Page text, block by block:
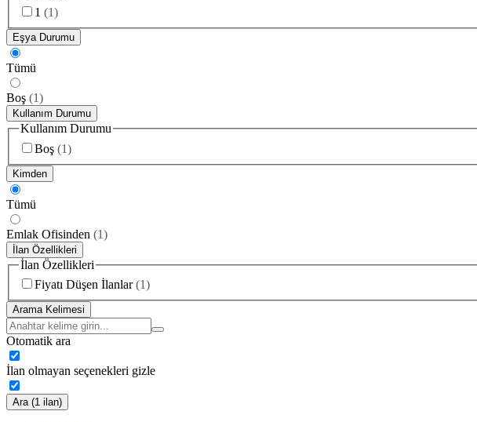
1 (1)
Eşya Durumu
Tümü
Boş (1)
Kullanım Durumu
Kullanım Durumu
Boş (1)
Kimden
Tümü
Emlak Ofisinden (1)
İlan Özellikleri
İlan Özellikleri
Fiyatı Düşen İlanlar (1)
Arama Kelimesi
Otomatik ara
İlan olmayan seçenekleri gizle
Ara (1 ilan)